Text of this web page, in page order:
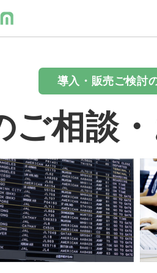
導入・販売ご検討
ご相談